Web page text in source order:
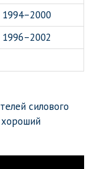
1994–2000
1996–2002
силового